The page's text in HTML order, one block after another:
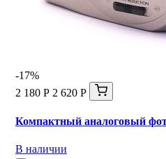
-17%
2 180 Р 2 620 Р
Компактный аналоговый
В наличии